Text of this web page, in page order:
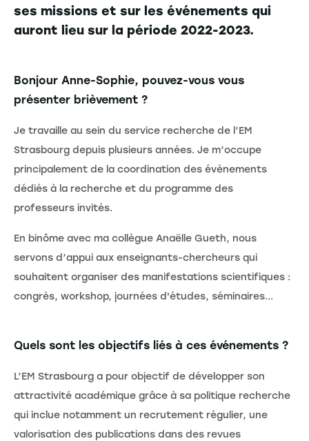
ses missions et sur les événements qui
auront lieu sur la période 2022-2023.
Bonjour Anne-Sophie, pouvez-vous vous
présenter brièvement ?
Je travaille au sein du service recherche de l’EM
Strasbourg depuis plusieurs années. Je m’occupe
principalement de la coordination des évènements
dédiés à la recherche et du programme des
professeurs invités.
En binôme avec ma collègue Anaëlle Gueth, nous
servons d’appui aux enseignants-chercheurs qui
souhaitent organiser des manifestations scientifiques :
congrès, workshop, journées d'études, séminaires...
Quels sont les objectifs liés à ces événements ?
L’EM Strasbourg a pour objectif de développer son
attractivité académique grâce à sa politique recherche
qui inclue notamment un recrutement régulier, une
valorisation des publications dans des revues